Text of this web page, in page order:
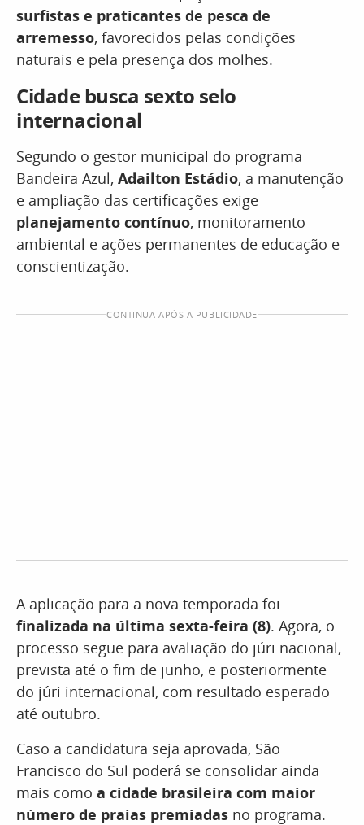
surfistas e praticantes de pesca de
arremesso, favorecidos pelas condições
naturais e pela presença dos molhes.
Cidade busca sexto selo
internacional
Segundo o gestor municipal do programa
Bandeira Azul, Adailton Estádio, a manutenção
e ampliação das certificações exige
planejamento contínuo, monitoramento
ambiental e ações permanentes de educação e
conscientização.
CONTINUA APÓS A PUBLICIDADE
A aplicação para a nova temporada foi
finalizada na última sexta-feira (8). Agora, o
processo segue para avaliação do júri nacional,
prevista até o fim de junho, e posteriormente
do júri internacional, com resultado esperado
até outubro.
Caso a candidatura seja aprovada, São
Francisco do Sul poderá se consolidar ainda
mais como a cidade brasileira com maior
número de praias premiadas no programa.